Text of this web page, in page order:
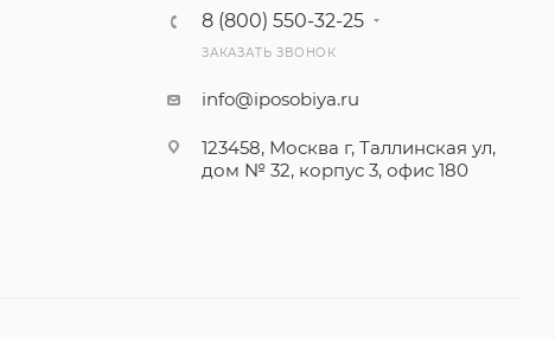
8 (800) 550-32-25
ЗАКАЗАТЬ ЗВОНОК
info@iposobiya.ru
123458, Москва г, Таллинская ул,
дом № 32, корпус 3, офис 180